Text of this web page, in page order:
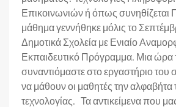
Επικοινωνιών ή όπως συνηθίζεται
μάθημα γεννήθηκε μόλις το
Δημοτικά Σχολεία με Ενιαίο
Εκπαιδευτικό Πρόγραμμα. Μια ώρα
συναντιόμαστε στο εργαστήριο του
να μάθουν οι μαθητές την αλφαβήτα
τεχνολογίας. Τα αντικείμενα που